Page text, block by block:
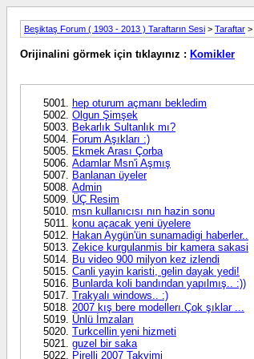
Beşiktaş Forum ( 1903 - 2013 ) Taraftarın Sesi > Taraftar >
Orijinalini görmek için tıklayınız : Komikler
hep oturum açmanı bekledim
Olgun Şimşek
Bekarlık Sultanlık mı?
Forum Aşıkları :)
Ekmek Arası Çorba
Adamlar Msn'i Aşmış
Banlanan üyeler
Admin
ÜÇ Resim
msn kullanıcısı nın hazin sonu
konu açacak yeni üyelere
Hakan Aygün'ün sunamadigi haberler..
Zekice kurgulanmis bir kamera sakasi
Bu video 900 milyon kez izlendi
Canli yayin karisti, gelin dayak yedi!
Bunlarda koli bandından yapılmış.. :))
Trakyalı windows.. :)
2007 kış bere modellerı.Çok şıklar ...
Ünlü İmzaları
Turkcellin yeni hizmeti
guzel bir saka
Pirelli 2007 Takvimi